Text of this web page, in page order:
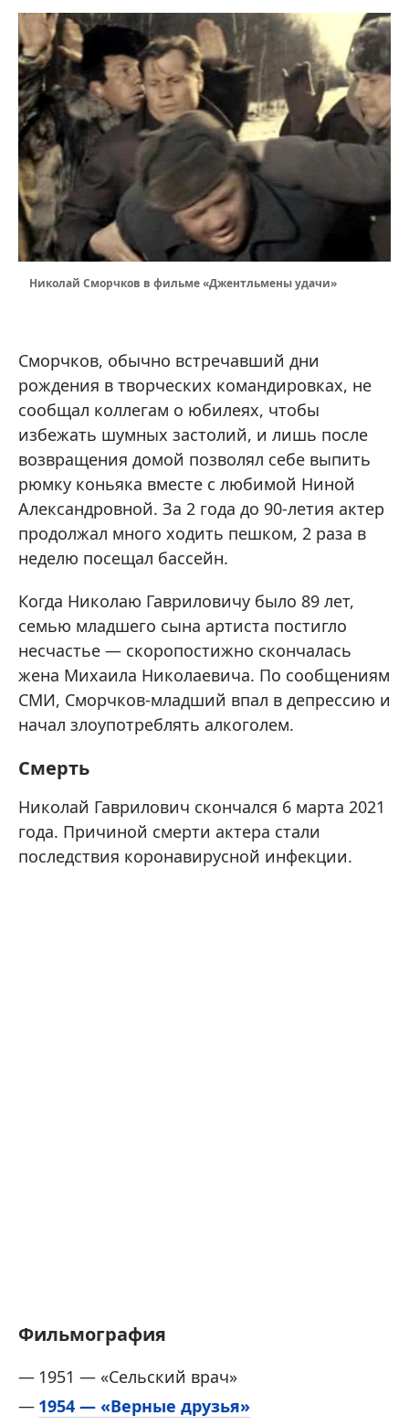
Николай Сморчков в фильме «Джентльмены удачи»
Сморчков, обычно встречавший дни
рождения в творческих командировках, не
сообщал коллегам о юбилеях, чтобы
избежать шумных застолий, и лишь после
возвращения домой позволял себе выпить
рюмку коньяка вместе с любимой Ниной
Александровной. За 2 года до 90-летия актер
продолжал много ходить пешком, 2 раза в
неделю посещал бассейн.
Когда Николаю Гавриловичу было 89 лет,
семью младшего сына артиста постигло
несчастье — скоропостижно скончалась
жена Михаила Николаевича. По сообщениям
СМИ, Сморчков-младший впал в депрессию и
начал злоупотреблять алкоголем.
Смерть
Николай Гаврилович скончался 6 марта 2021
года. Причиной смерти актера стали
последствия коронавирусной инфекции.
Фильмография
1951 — «Сельский врач»
1954 — «Верные друзья»